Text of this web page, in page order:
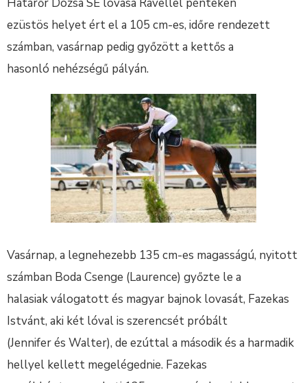
ezüstös helyet ért el a 105 cm-es, időre rendezett
számban, vasárnap pedig győzött a kettős a
hasonló nehézségű pályán.
Vasárnap, a legnehezebb 135 cm-es magasságú, nyitott
számban Boda Csenge (Laurence) győzte le a
halasiak válogatott és magyar bajnok lovasát, Fazekas
Istvánt, aki két lóval is szerencsét próbált
(Jennifer és Walter), de ezúttal a második és a harmadik
hellyel kellett megelégednie. Fazekas